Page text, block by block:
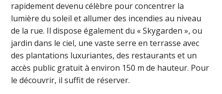
rapidement devenu célèbre pour concentrer la
lumière du soleil et allumer des incendies au niveau
de la rue. Il dispose également du « Skygarden », ou
jardin dans le ciel, une vaste serre en terrasse avec
des plantations luxuriantes, des restaurants et un
accès public gratuit à environ 150 m de hauteur. Pour
le découvrir, il suffit de réserver.